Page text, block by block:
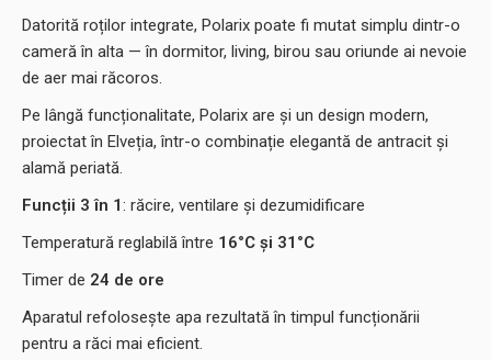
Datorită roților integrate, Polarix poate fi mutat simplu dintr-o
cameră în alta — în dormitor, living, birou sau oriunde ai nevoie
de aer mai răcoros.
Pe lângă funcționalitate, Polarix are și un design modern,
proiectat în Elveția, într-o combinație elegantă de antracit și
alamă periată.
Funcții 3 în 1: răcire, ventilare și dezumidificare
Temperatură reglabilă între 16°C și 31°C
Timer de 24 de ore
Aparatul refolosește apa rezultată în timpul funcționării
pentru a răci mai eficient.